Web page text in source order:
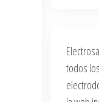
todos